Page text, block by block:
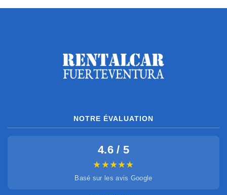
NOTRE ÉVALUATION
4.6 / 5
★★★★★
Basé sur les avis Google